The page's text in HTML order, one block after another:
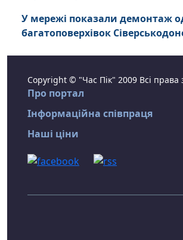
У мережі показали демонтаж
багатоповерхівок
Copyright © "Час Пік" 2009 Всі права
Про портал
Інформаційна співпраця
Наші ціни